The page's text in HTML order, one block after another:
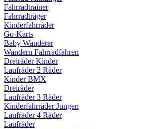
Fahrradtrainer
Fahrradträger
Kinderfahrräder
Go-Karts
Baby Wanderer
Wandern Fahrradfahren
Dreiräder Kinder
Laufräder 2 Räder
Kinder BMX
Dreiräder
Laufräder 3 Räder
Kinderfahrräder Jungen
Laufräder 4 Räder
Laufräder